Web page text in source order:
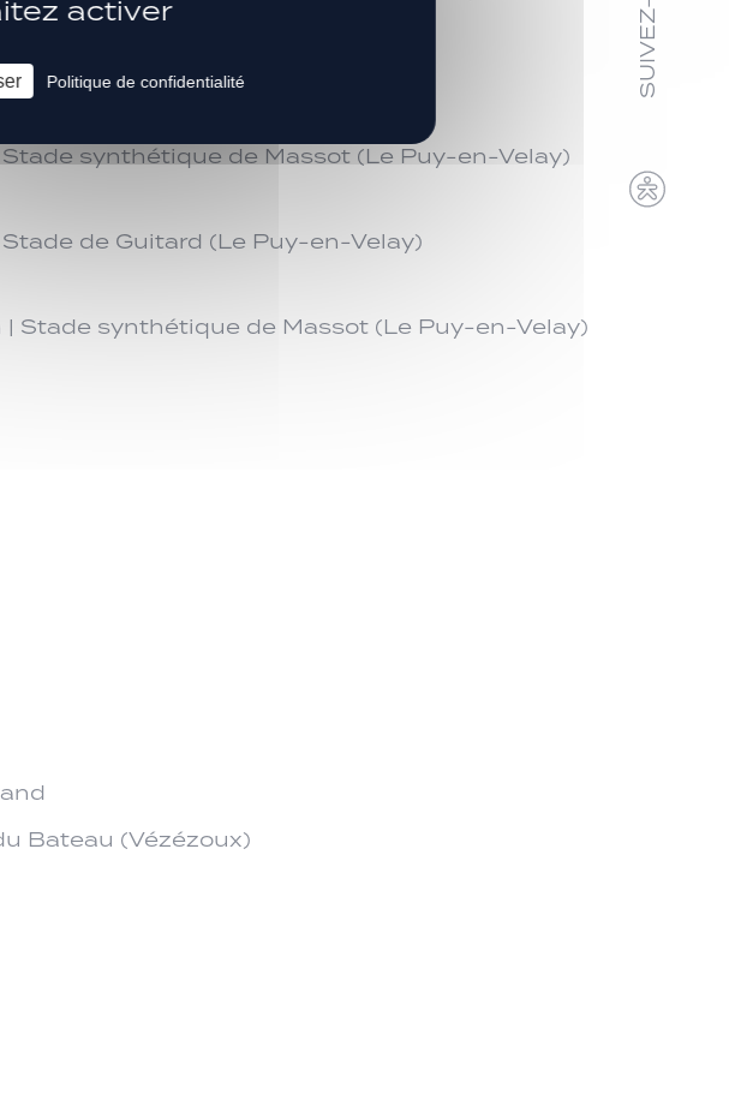
Stade synthétique de Massot (Le Puy-en-Velay)
de Guitard (Le Puy-en-Velay)
| Stade synthétique de Massot (Le Puy-en-Velay)
Bateau (Vézézoux)
activer
Politique de confidentialité